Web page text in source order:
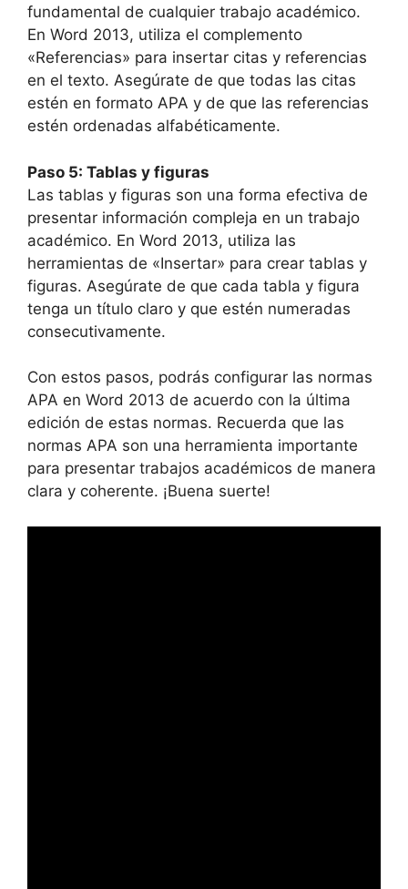
fundamental de cualquier trabajo académico.
En Word 2013, utiliza el complemento
«Referencias» para insertar citas y referencias
en el texto. Asegúrate de que todas las citas
estén en formato APA y de que las referencias
estén ordenadas alfabéticamente.
Paso 5: Tablas y figuras
Las tablas y figuras son una forma efectiva de
presentar información compleja en un trabajo
académico. En Word 2013, utiliza las
herramientas de «Insertar» para crear tablas y
figuras. Asegúrate de que cada tabla y figura
tenga un título claro y que estén numeradas
consecutivamente.
Con estos pasos, podrás configurar las normas
APA en Word 2013 de acuerdo con la última
edición de estas normas. Recuerda que las
normas APA son una herramienta importante
para presentar trabajos académicos de manera
clara y coherente. ¡Buena suerte!